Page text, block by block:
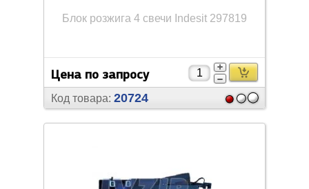
Блок розжига 4 свечи Indesit 297819
Цена по запросу
Код товара: 20724